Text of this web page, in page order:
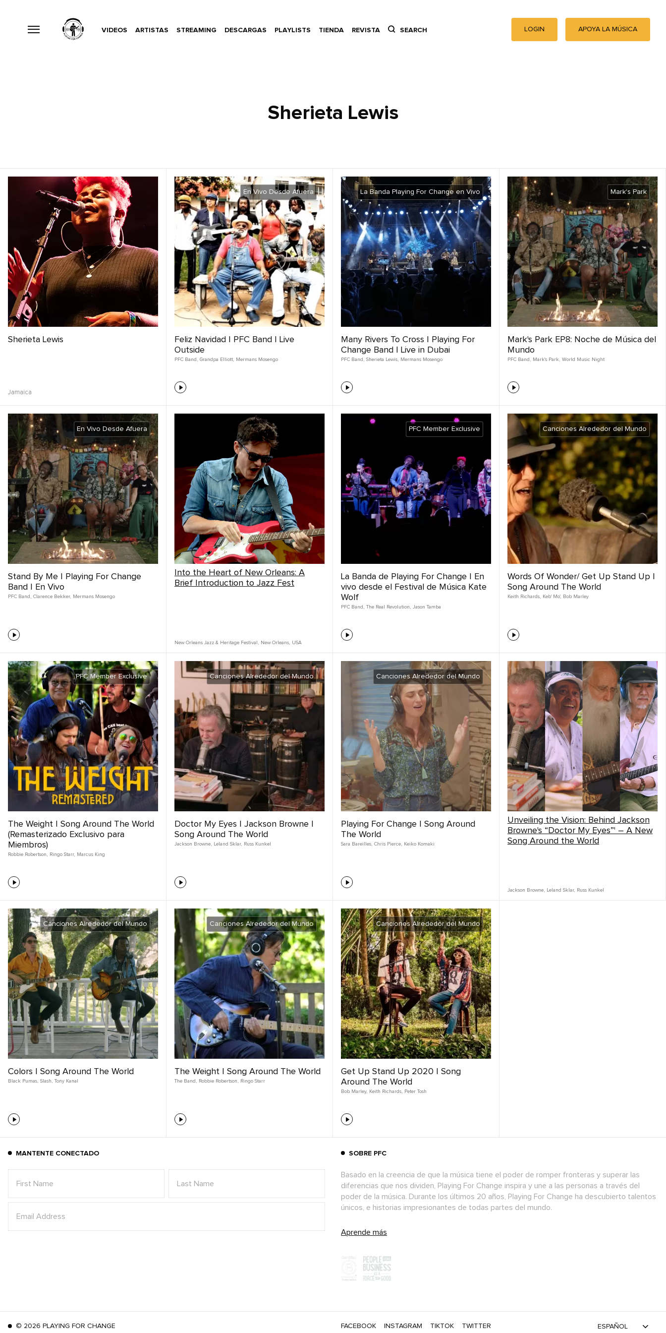
VIDEOS ARTISTAS STREAMING DESCARGAS PLAYLISTS TIENDA REVISTA SEARCH LOGIN APOYA LA MÚSICA
Sherieta Lewis
Sherieta Lewis
Jamaica
En Vivo Desde Afuera
Feliz Navidad | PFC Band | Live
Outside
PFC Band , Grandpa Elliott, Mermans Mosengo
La Banda Playing For Change en Vivo
Many Rivers To Cross | Playing For
Change Band | Live in Dubai
PFC Band , Sherieta Lewis, Mermans Mosengo
Mark's Park
Mark's Park EP8: Noche de Música del
Mundo
PFC Band , Mark's Park , World Music Night
En Vivo Desde Afuera
Stand By Me | Playing For Change
Band | En Vivo
PFC Band , Clarence Bekker, Mermans Mosengo
Into the Heart of New Orleans: A
Brief Introduction to Jazz Fest
New Orleans Jazz & Heritage Festival , New Orleans, USA
PFC Member Exclusive
La Banda de Playing For Change | En
vivo desde el Festival de Música Kate
Wolf
PFC Band , The Real Revolution , Jason Tamba
Canciones Alrededor del Mundo
Words Of Wonder/ Get Up Stand Up |
Song Around The World
Keith Richards, Keb' Mo', Bob Marley
PFC Member Exclusive
The Weight | Song Around The World
(Remasterizado Exclusivo para
Miembros)
Robbie Robertson , Ringo Starr, Marcus King
Canciones Alrededor del Mundo
Doctor My Eyes | Jackson Browne |
Song Around The World
Jackson Browne, Leland Sklar, Russ Kunkel
Canciones Alrededor del Mundo
Playing For Change | Song Around
The World
Sara Bareilles, Chris Pierce, Keiko Komaki
Unveiling the Vision: Behind Jackson
Browne's “Doctor My Eyes”' – A New
Song Around the World
Jackson Browne, Leland Sklar, Russ Kunkel
Canciones Alrededor del Mundo
Colors | Song Around The World
Black Pumas, Slash , Tony Kanal
Canciones Alrededor del Mundo
The Weight | Song Around The World
The Band , Robbie Robertson , Ringo Starr
Canciones Alrededor del Mundo
Get Up Stand Up 2020 | Song
Around The World
Bob Marley, Keith Richards, Peter Tosh
MANTENTE CONECTADO SOBRE PFC
Basado en la creencia de que la música tiene el poder de romper fronteras y superar las
diferencias que nos dividen, Playing For Change inspira y une a las personas a través del
poder de la música. Durante los últimos 20 años, Playing For Change ha descubierto talentos
únicos, e historias impresionantes de todas partes del mundo.
Aprende más
© 2026 PLAYING FOR CHANGE FACEBOOK INSTAGRAM TIKTOK TWITTER ESPAÑOL